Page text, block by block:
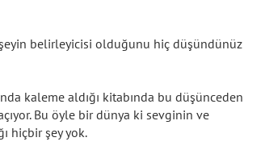
şeyin belirleyicisi olduğunu hiç düşündünüz
kaleme aldığı kitabında bu düşünceden
Bu öyle bir dünya ki sevginin ve
hiçbir şey yok.